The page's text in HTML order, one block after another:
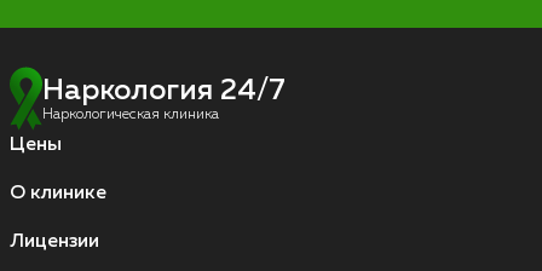
Наркология 24/7
Наркологическая клиника
Цены
О клинике
Лицензии